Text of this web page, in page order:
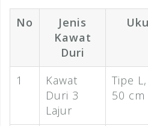
No
Jenis
Kawat
Duri
1
Kawat
Duri 3
Lajur
Tipe
50 cm